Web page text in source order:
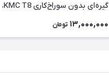
گیره‌ای بدون سوراخ‌کاری KMC T8،
هایلوکس و کلوت
13,000,000 تومان